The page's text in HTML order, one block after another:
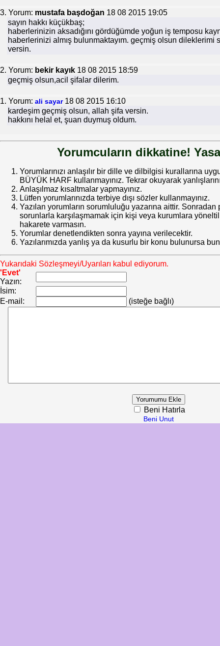
3. Yorum: mustafa başdoğan 18 08 2015 19:05
sayın hakkı küçükbaş;
haberlerinizin aksadığını gördüğümde yoğun iş temposu
haberlerinizi almış bulunmaktayım. geçmiş olsun dileklerimi
versin.
2. Yorum: bekir kayık 18 08 2015 18:59
geçmiş olsun,acil şifalar dilerim.
1. Yorum: ali sayar18 08 2015 16:10
kardeşim geçmiş olsun, allah şifa versin.
hakkını helal et, şuan duymuş oldum.
Yorumcuların dikkatine!
Yorumlarınızı anlaşılır bir dille ve dilbilgisi kurallarına
BÜYÜK HARF kullanmayınız. Tekrar okuyarak
Anlaşılmaz kısaltmalar yapmayınız.
Lütfen yorumlarınızda terbiye dışı sözler kullanmayınız.
Yazılan yorumların sorumluluğu yazarına aittir.
sorunlarla karşılaşmamak için kişi veya kurumlara
hakarete varmasın.
Yorumlar denetlendikten sonra yayına verilecektir.
Yazılarımızda yanlış ya da kusurlu bir konu bulunursa
Yukarıdaki Sözleşmeyi/Uyarıları kabul ediyorum.
'Evet'
Yazın:
İsim:
E-mail:
(isteğe bağlı)
Beni Hatırla
Beni Unut